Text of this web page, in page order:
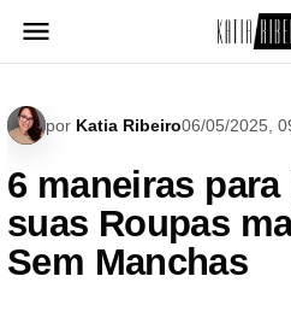
para
por Katia Ribeiro06/05/2025,
6 maneiras para
suas Roupas
Sem Manchas